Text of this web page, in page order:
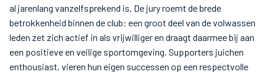
al jarenlang vanzelfsprekend is. De jury roemt de brede
betrokkenheid binnen de club: een groot deel van de volwassen
leden zet zich actief in als vrijwilliger en draagt daarmee bij aan
een positieve en veilige sportomgeving. Supporters juichen
enthousiast, vieren hun eigen successen op een respectvolle